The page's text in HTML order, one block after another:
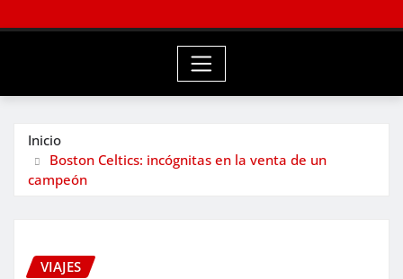
Inicio
Boston Celtics: incógnitas en la venta de un
campeón
VIAJES